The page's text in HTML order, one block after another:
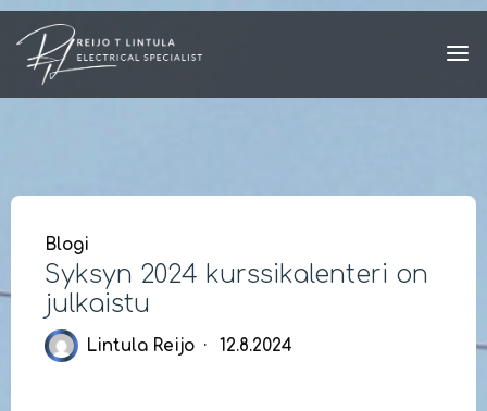
Skip
content
Blogi
Syksyn 2024 kurssikalenteri on
julkaistu
Lintula Reijo 12.8.2024